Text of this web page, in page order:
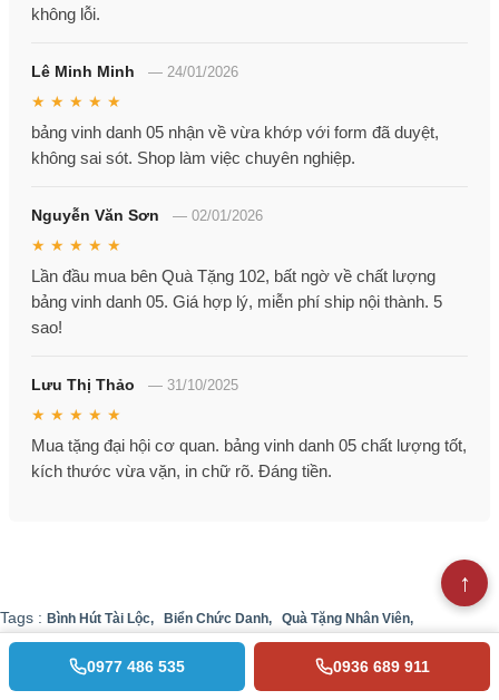
không lỗi.
Lê Minh Minh — 24/01/2026
★ ★ ★ ★ ★
bảng vinh danh 05 nhận về vừa khớp với form đã duyệt,
không sai sót. Shop làm việc chuyên nghiệp.
Nguyễn Văn Sơn — 02/01/2026
★ ★ ★ ★ ★
Lần đầu mua bên Quà Tặng 102, bất ngờ về chất lượng
bảng vinh danh 05. Giá hợp lý, miễn phí ship nội thành. 5
sao!
Lưu Thị Thảo — 31/10/2025
★ ★ ★ ★ ★
Mua tặng đại hội cơ quan. bảng vinh danh 05 chất lượng tốt,
kích thước vừa vặn, in chữ rõ. Đáng tiền.
Tags : Bình Hút Tài Lộc, Biển Chức Danh,
Quà Tặng Nhân Viên,
Kỷ Niệm Chương Pha Lê,
Ô dù in logo,
Cúp Pha Lê & Cúp Lưu Niệm,
Áo Mưa in logo,
Đồng Hồ Pha Lê,
Quà Kỷ Niệm Ngày Thành Lập Công Ty,
0977 486 535 0936 689 911